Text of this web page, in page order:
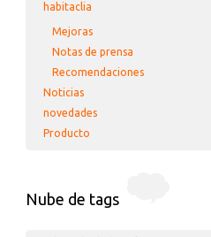
habitaclia
Mejoras
Notas de prensa
Recomendaciones
Noticias
novedades
Producto
Nube de tags